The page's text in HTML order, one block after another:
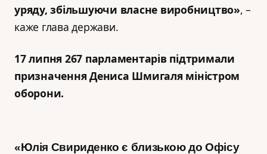
уряду, збільшуючи власне виробництво», –
каже глава держави.
17 липня 267 парламентарів підтримали
призначення Дениса Шмигаля міністром
оборони.
«Юлія Свириденко є близькою до Офісу